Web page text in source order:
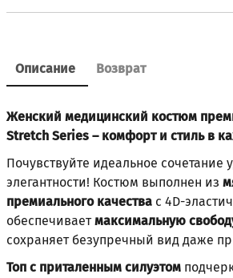
Описание Возврат
Женский медицинский костюм
Stretch Series – комфорт и стиль в
Почувствуйте идеальное сочетание
элегантности! Костюм выполнен из
премиального качества с 4D-
обеспечиваетмаксимальную
сохраняет безупречный вид даже
Топ с приталенным силуэтом